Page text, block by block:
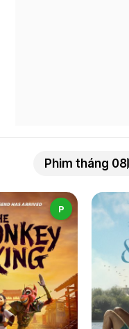
Phim tháng 08
P